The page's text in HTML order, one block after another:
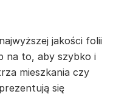
jakości folii
na to, aby szybko i
mieszkania czy
się